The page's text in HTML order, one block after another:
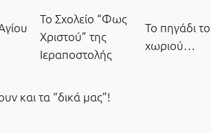
Το Σχολείο “Φως
Χριστού” της
Ιεραποστολής
Το πηγάδι
χωριού…
και τα “δικά μας”!